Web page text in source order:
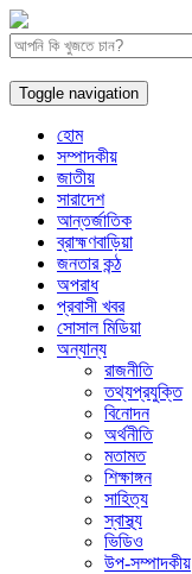
Toggle navigation
হোম
সম্পাদকীয়
জাতীয়
সারাদেশ
আন্তর্জাতিক
ব্রাহ্মণবাড়িয়া
জনতার কন্ঠ
অপরাধ
প্রবাসী খবর
সোসাল মিডিয়া
অন্যান্য
রাজনীতি
তথ্যপ্রযুক্তি
বিনোদন
অর্থনীতি
মতামত
শিক্ষাঙ্গন
সাহিত্য
স্বাস্থ্য
ভিডিও
উপ-সম্পাদকীয়